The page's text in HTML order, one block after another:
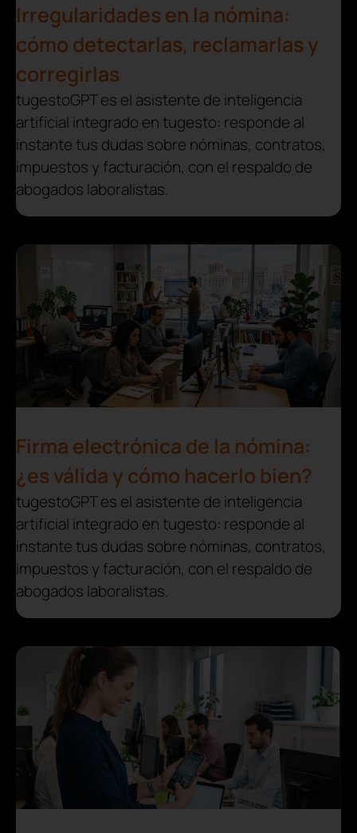
Irregularidades en la nómina:
cómo detectarlas, reclamarlas y
corregirlas
tugestoGPT es el asistente de inteligencia
artificial integrado en tugesto: responde al
instante tus dudas sobre nóminas, contratos,
impuestos y facturación, con el respaldo de
abogados laboralistas.
Firma electrónica de la nómina:
¿es válida y cómo hacerlo bien?
tugestoGPT es el asistente de inteligencia
artificial integrado en tugesto: responde al
instante tus dudas sobre nóminas, contratos,
impuestos y facturación, con el respaldo de
abogados laboralistas.